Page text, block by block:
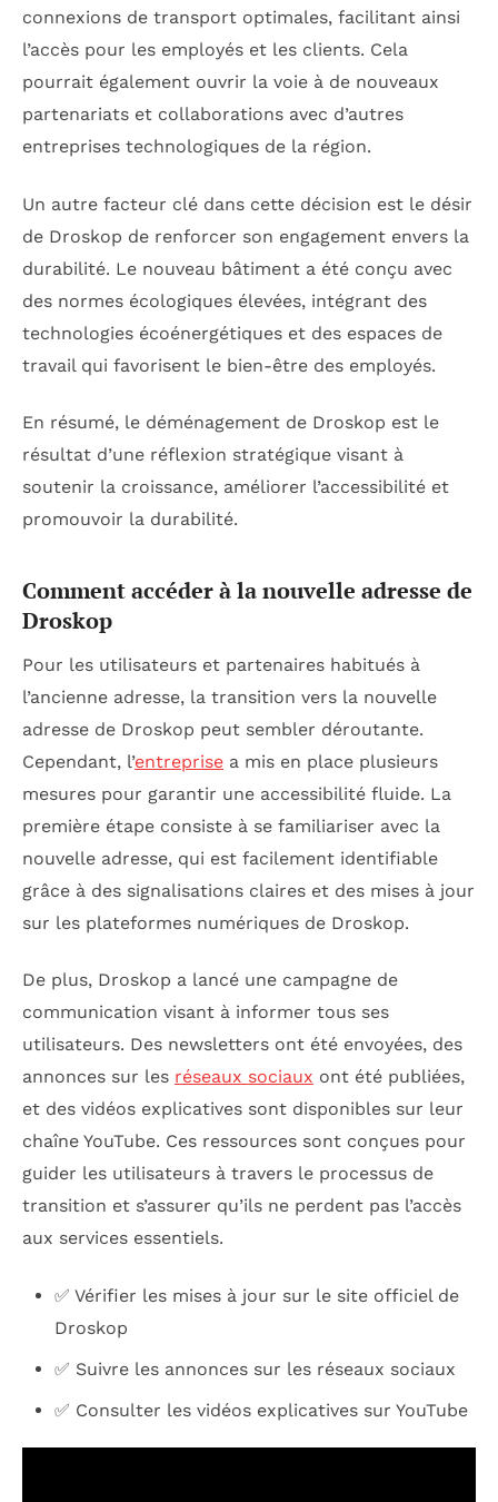
connexions de transport optimales, facilitant ainsi
l’accès pour les employés et les clients. Cela
pourrait également ouvrir la voie à de nouveaux
partenariats et collaborations avec d’autres
entreprises technologiques de la région.
Un autre facteur clé dans cette décision est le désir
de Droskop de renforcer son engagement envers la
durabilité. Le nouveau bâtiment a été conçu avec
des normes écologiques élevées, intégrant des
technologies écoénergétiques et des espaces de
travail qui favorisent le bien-être des employés.
En résumé, le déménagement de Droskop est le
résultat d’une réflexion stratégique visant à
soutenir la croissance, améliorer l’accessibilité et
promouvoir la durabilité.
Comment accéder à la nouvelle adresse de
Droskop
Pour les utilisateurs et partenaires habitués à
l’ancienne adresse, la transition vers la nouvelle
adresse de Droskop peut sembler déroutante.
Cependant, l’entreprise a mis en place plusieurs
mesures pour garantir une accessibilité fluide. La
première étape consiste à se familiariser avec la
nouvelle adresse, qui est facilement identifiable
grâce à des signalisations claires et des mises à jour
sur les plateformes numériques de Droskop.
De plus, Droskop a lancé une campagne de
communication visant à informer tous ses
utilisateurs. Des newsletters ont été envoyées, des
annonces sur les réseaux sociaux ont été publiées,
et des vidéos explicatives sont disponibles sur leur
chaîne YouTube. Ces ressources sont conçues pour
guider les utilisateurs à travers le processus de
transition et s’assurer qu’ils ne perdent pas l’accès
aux services essentiels.
✅ Vérifier les mises à jour sur le site officiel de
Droskop
✅ Suivre les annonces sur les réseaux sociaux
✅ Consulter les vidéos explicatives sur YouTube